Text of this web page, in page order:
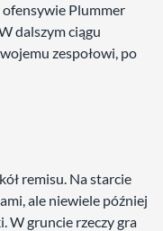
ofensywie Plummer
dalszym ciągu
zespołowi, po
remisu. Na starcie
ale niewiele później
W gruncie rzeczy gra